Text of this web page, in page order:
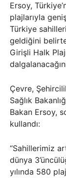
Ersoy,
plajlarıyla
Türkiye
geldiğini
Girişli Halk
Çevre,
Sağlık
Bakan Ersoy,
kullandı:
“Sahillerimiz
dünya
yılında 580